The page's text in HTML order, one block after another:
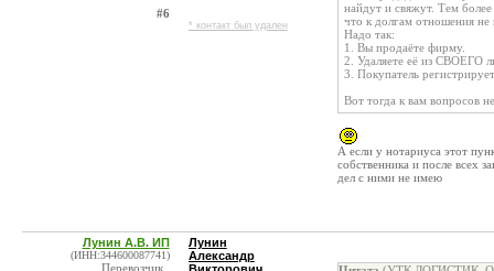
#6
* контакт был удален
найдут и свяжут. Тем более
что к долгам отношения не
Надо так:
1. Вы продаёте фирму.
2. Удаляете её из СВОЕГО
3. Покупатель
Вот тогда к вам вопросов
А если у нотариуса этот
собственника и после всех
дел с ними не имею
Лунин А.В. ИП
(ИНН:344600087741)
Перевозчик ,
Лунин
Александр